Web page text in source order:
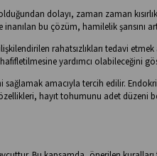
dolayı, zaman zaman
bu çözüm, hamilelik şansını
rahatsızlıkları tedavi etmek
yardımcı olabileceğini
amacıyla tercih edilir.
hayıt tohumunu adet düzeni